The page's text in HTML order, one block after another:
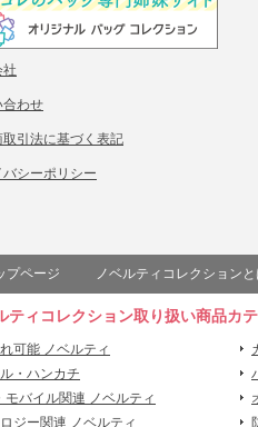
社
合わせ
取引法に基づく表記
バシーポリシー
プページ ノベルティコレクションと
ティコレクション取り扱い商品カ
可能 ノベルティ
・ハンカチ
モバイル関連 ノベルティ
ジー関連 ノベルティ